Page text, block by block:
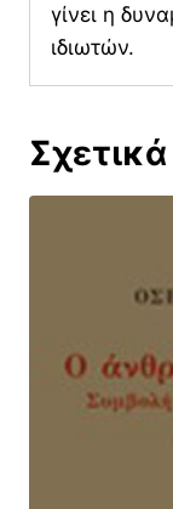
γίνει η
ιδιωτών.